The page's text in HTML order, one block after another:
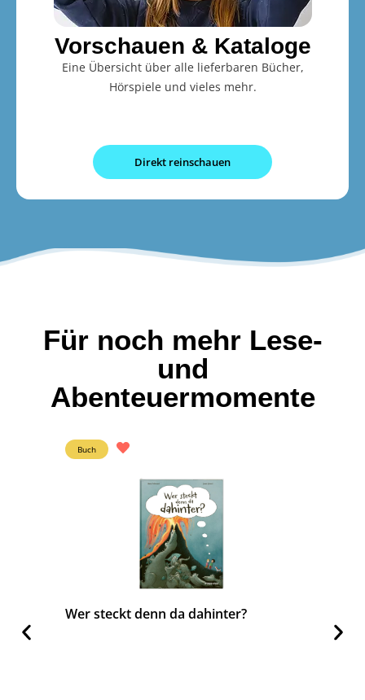
Vorschauen & Kataloge
Eine Übersicht über alle lieferbaren Bücher,
Hörspiele und vieles mehr.
Direkt reinschauen
Für noch mehr Lese-
und
Abenteuermomente
Buch
Wer steckt denn da dahinter?